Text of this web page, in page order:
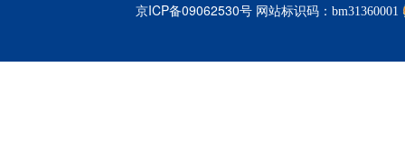
京ICP备09062530号 网站标识码：bm31360001